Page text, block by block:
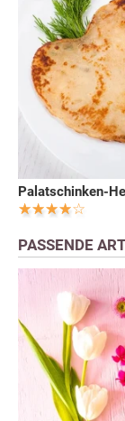
Palatschinken-
PASSENDE